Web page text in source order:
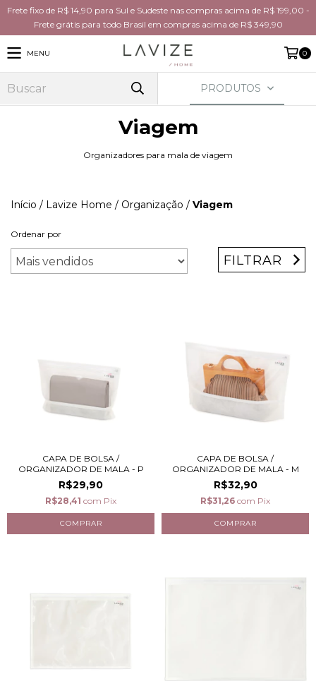
Frete fixo de R$ 14,90 para Sul e Sudeste nas compras acima de R$ 199,00 -
Frete grátis para todo Brasil em compras acima de R$ 349,90
MENU 0
PRODUTOS
Viagem
Organizadores para mala de viagem
Início / Lavize Home / Organização / Viagem
Ordenar por
FILTRAR
CAPA DE BOLSA /
ORGANIZADOR DE MALA - P
R$29,90
R$28,41 com Pix
CAPA DE BOLSA /
ORGANIZADOR DE MALA - M
R$32,90
R$31,26 com Pix